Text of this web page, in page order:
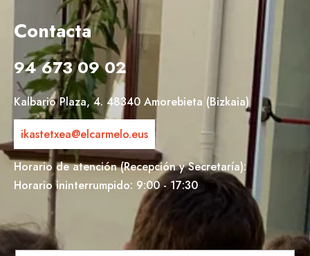
Contacta
94 673 09 02
Kalbario Plaza, 4. 48340 Amorebieta (Bizkaia)
ikastetxea@elcarmelo.eus
Horario de atención (Recepción y Secretaría):
Horario ininterrumpido: 9:00 - 17:30